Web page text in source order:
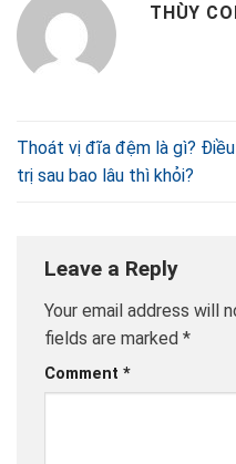
THÙY
Thoát vị đĩa đệm là gì? Điều
trị sau bao lâu thì khỏi?
Leave a Reply
Your email address will
fields are marked *
Comment *